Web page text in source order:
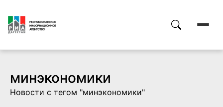
минэкономики
Новости с тегом "минэкономики"